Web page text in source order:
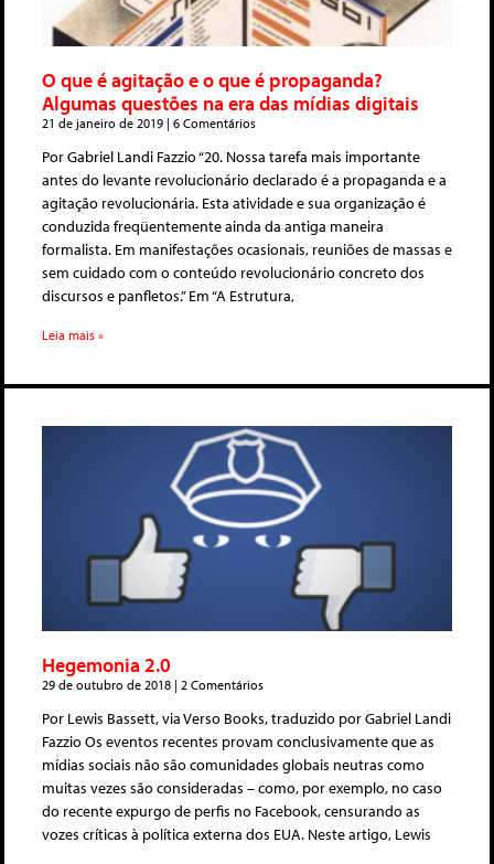
O que é agitação e o que é propaganda?
Algumas questões na era das mídias digitais
21 de janeiro de 2019 6 Comentários
Por Gabriel Landi Fazzio “20. Nossa tarefa mais importante
antes do levante revolucionário declarado é a propaganda e a
agitação revolucionária. Esta atividade e sua organização é
conduzida freqüentemente ainda da antiga maneira
formalista. Em manifestações ocasionais, reuniões de massas e
sem cuidado com o conteúdo revolucionário concreto dos
discursos e panfletos.” Em “A Estrutura,
Leia mais »
Hegemonia 2.0
29 de outubro de 2018 2 Comentários
Por Lewis Bassett, via Verso Books, traduzido por Gabriel Landi
Fazzio Os eventos recentes provam conclusivamente que as
mídias sociais não são comunidades globais neutras como
muitas vezes são consideradas – como, por exemplo, no caso
do recente expurgo de perfis no Facebook, censurando as
vozes críticas à política externa dos EUA. Neste artigo, Lewis